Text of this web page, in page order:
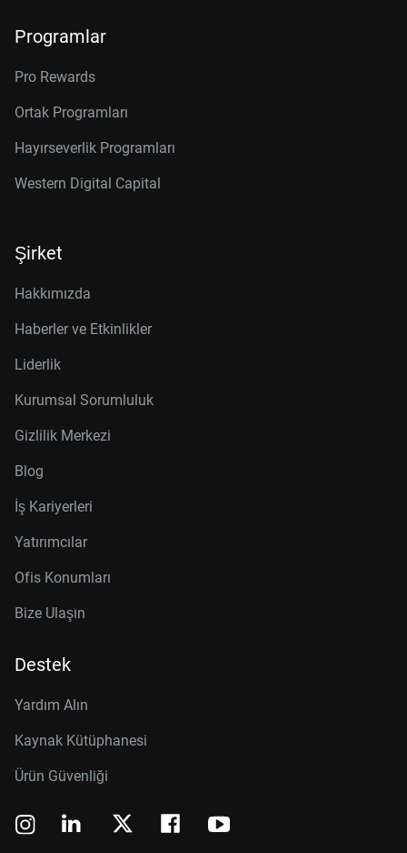
Programlar
Pro Rewards
Ortak Programları
Hayırseverlik Programları
Western Digital Capital
Şirket
Hakkımızda
Haberler ve Etkinlikler
Liderlik
Kurumsal Sorumluluk
Gizlilik Merkezi
Blog
İş Kariyerleri
Yatırımcılar
Ofis Konumları
Bize Ulaşın
Destek
Yardım Alın
Kaynak Kütüphanesi
Ürün Güvenliği